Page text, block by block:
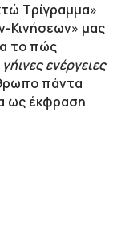
Τρίγραμμα»
Κινήσεων» μας
το πώς
γήινες ενέργειες
πάντα
ως έκφραση